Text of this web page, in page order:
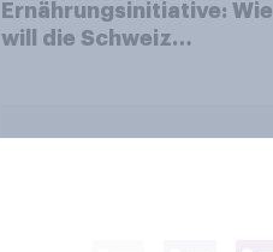
Ernährungsinitiative: Wie
will die Schweiz